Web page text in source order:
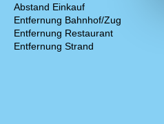
Abstand Einkauf
Entfernung Bahnhof/Zug
Entfernung Restaurant
Entfernung Strand